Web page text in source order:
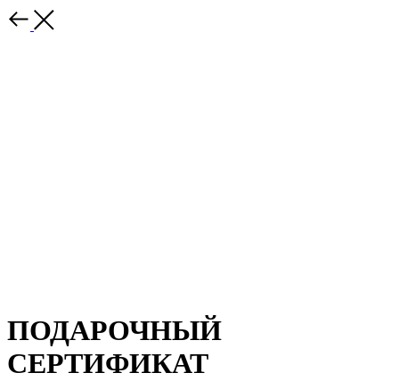
ПОДАРОЧНЫЙ
СЕРТИФИКАТ